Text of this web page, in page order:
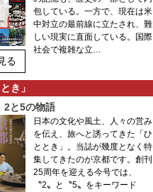
る
包している。一方で、現在は米
中対立の最前線に立たされ、難
しい現実に直面している。国際
社会で複雑な立…
き」
と5の物語
日本の文化や風土、人々の営み
を伝え、旅へと誘ってきた「ひ
ととき」。当誌が幾度となく特
集してきたのが京都です。創刊
25周年を迎える今号では、
〝2〟と〝5〟をキーワード